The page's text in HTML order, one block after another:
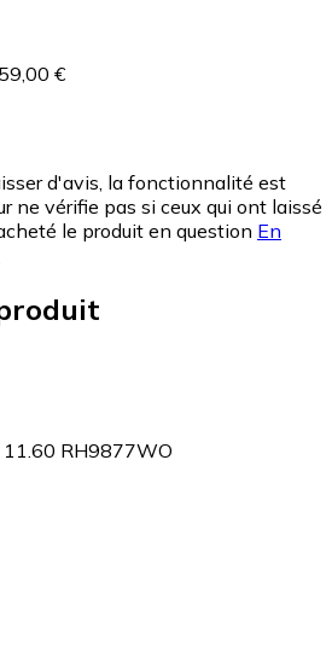
€
d'avis, la fonctionnalité est
ne vérifie pas si ceux qui ont laissé
le produit en question En
RH9877WO